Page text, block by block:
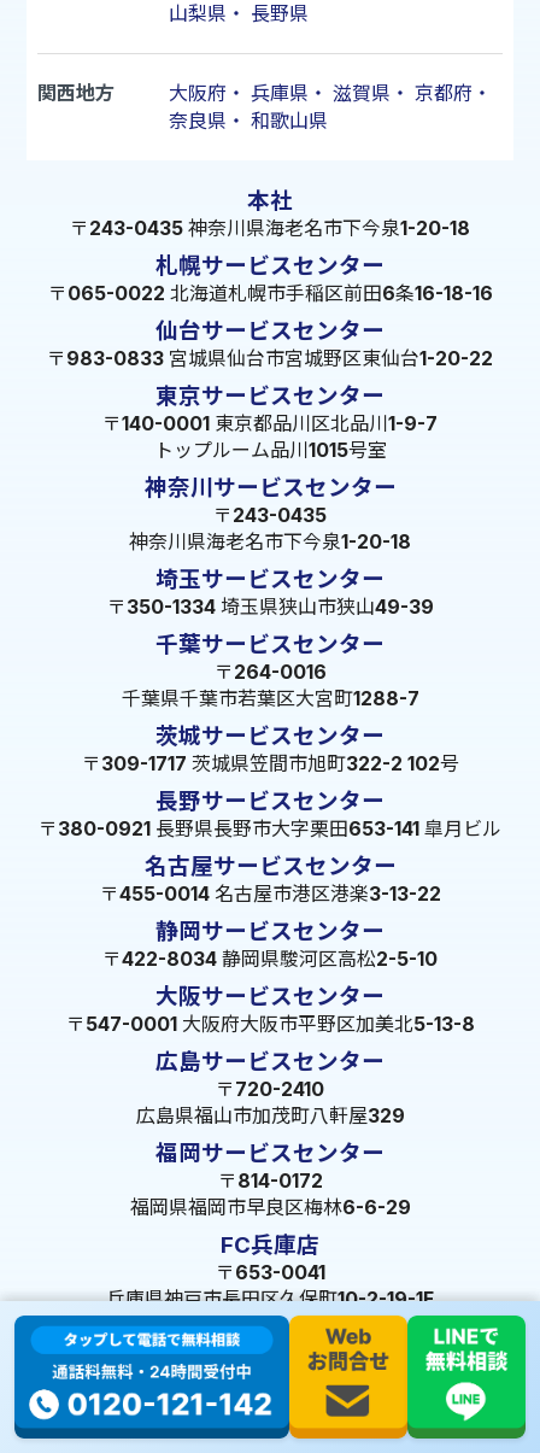
山梨県 ・ 長野県
関西地方 大阪府 ・ 兵庫県 ・ 滋賀県 ・ 京都府 ・
奈良県 ・ 和歌山県
本社
〒243-0435 神奈川県海老名市下今泉1-20-18
札幌サービスセンター
〒065-0022 北海道札幌市手稲区前田6条16-18-16
仙台サービスセンター
〒983-0833 宮城県仙台市宮城野区東仙台1-20-22
東京サービスセンター
〒140-0001 東京都品川区北品川1-9-7
トップルーム品川1015号室
神奈川サービスセンター
〒243-0435
神奈川県海老名市下今泉1-20-18
埼玉サービスセンター
〒350-1334 埼玉県狭山市狭山49-39
千葉サービスセンター
〒264-0016
千葉県千葉市若葉区大宮町1288-7
茨城サービスセンター
〒309-1717 茨城県笠間市旭町322-2 102号
長野サービスセンター
〒380-0921 長野県長野市大字栗田653-141 皐月ビル
名古屋サービスセンター
〒455-0014 名古屋市港区港楽3-13-22
静岡サービスセンター
〒422-8034 静岡県駿河区高松2-5-10
大阪サービスセンター
〒547-0001 大阪府大阪市平野区加美北5-13-8
広島サービスセンター
〒720-2410
広島県福山市加茂町八軒屋329
福岡サービスセンター
〒814-0172
福岡県福岡市早良区梅林6-6-29
FC兵庫店
〒653-0041
兵庫県神戸市長田区久保町10-2-19-1F
© 2023 株式会社ミズテック All Rights Reserved.